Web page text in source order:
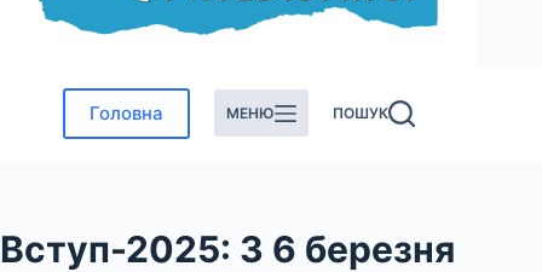
Головна МЕНЮ ПОШУК
Вступ-2025: З 6 березня